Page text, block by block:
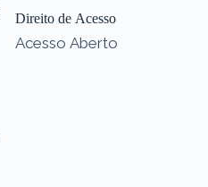
Direito de Acesso
Acesso Aberto